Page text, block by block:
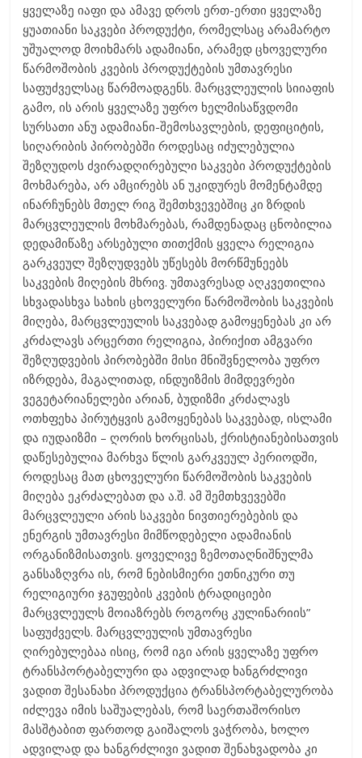
ყველაზე იაფი და ამავე დროს ერთ-ერთი ყველაზე
ყუათიანი საკვები პროდუქტი, რომელსაც არამარტო
უშუალოდ მოიხმარს ადამიანი, არამედ ცხოველური
წარმოშობის კვების პროდუქტების უმთავრესი
საფუძველსაც წარმოადგენს. მარცვლეულის სიიაფის
გამო, ის არის ყველაზე უფრო ხელმისაწვდომი
სურსათი ანუ ადამიანი-შემოსავლების, დეფიციტის,
სიღარიბის პირობებში როდესაც იძულებულია
შეზღუდოს ძვირადღირებული საკვები პროდუქტების
მოხმარება, არ ამცირებს ან უკიდურეს მომენტამდე
ინარჩუნებს მთელ რიგ შემთხვევებშიც კი ზრდის
მარცვლეულის მოხმარებას, რამდენადაც ცნობილია
დედამიწაზე არსებული თითქმის ყველა რელიგია
გარკვეულ შეზღუდვებს უწესებს მორწმუნეებს
საკვების მიღების მხრივ. უმთავრესად აღკვეთილია
სხვადასხვა სახის ცხოველური წარმოშობის საკვების
მიღება, მარცვლეულის საკვებად გამოყენებას კი არ
კრძალავს არცერთი რელიგია, პირიქით ამგვარი
შეზღუდვების პირობებში მისი მნიშვნელობა უფრო
იზრდება, მაგალითად, ინდუიზმის მიმდევრები
ვეგეტარიანელები არიან, ბუდიზმი კრძალავს
ოთხფეხა პირუტყვის გამოყენებას საკვებად, ისლამი
და იუდაიზმი – ღორის ხორცისას, ქრისტიანებისათვის
დაწესებულია მარხვა წლის გარკვეულ პერიოდში,
როდესაც მათ ცხოველური წარმოშობის საკვების
მიღება ეკრძალებათ და ა.შ. ამ შემთხვევებში
მარცვლეული არის საკვები ნივთიერებების და
ენერგის უმთავრესი მიმწოდებელი ადამიანის
ორგანიზმისათვის. ყოველივე ზემოთაღნიშნულმა
განსაზღვრა ის, რომ ნებისმიერი ეთნიკური თუ
რელიგიური ჯგუფების კვების ტრადიციები
მარცვლეულს მოიაზრებს როგორც კულინარიის”
საფუძველს. მარცვლეულის უმთავრესი
ღირებულებაა ისიც, რომ იგი არის ყველაზე უფრო
ტრანსპორტაბელური და ადვილად ხანგრძლივი
ვადით შესანახი პროდუქცია ტრანსპორტაბელურობა
იძლევა იმის საშუალებას, რომ საერთაშორისო
მასშტაბით ფართოდ გაიშალოს ვაჭრობა, ხოლო
ადვილად და ხანგრძლივი ვადით შენახვადობა კი